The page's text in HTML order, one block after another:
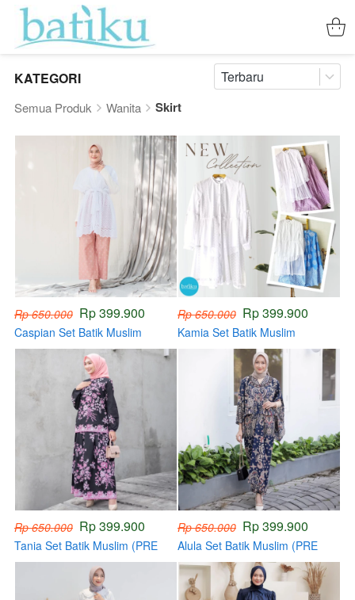
KATEGORI Terbaru
Semua Produk Wanita Skirt
Rp 650.000 Rp 399.900
Caspian Set Batik Muslim
(HANDMADE)
Rp 650.000 Rp 399.900
Kamia Set Batik Muslim
(HANDMADE)
Rp 650.000 Rp 399.900
Tania Set Batik Muslim (PRE
ORDER)
Rp 650.000 Rp 399.900
Alula Set Batik Muslim (PRE
ORDER)